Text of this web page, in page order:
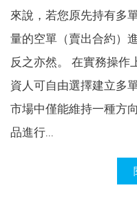
來說，若您原先持有多
量的空單（賣出合約）
反之亦然。 在實務操作
資人可自由選擇建立多
市場中僅能維持一種方
品進行...